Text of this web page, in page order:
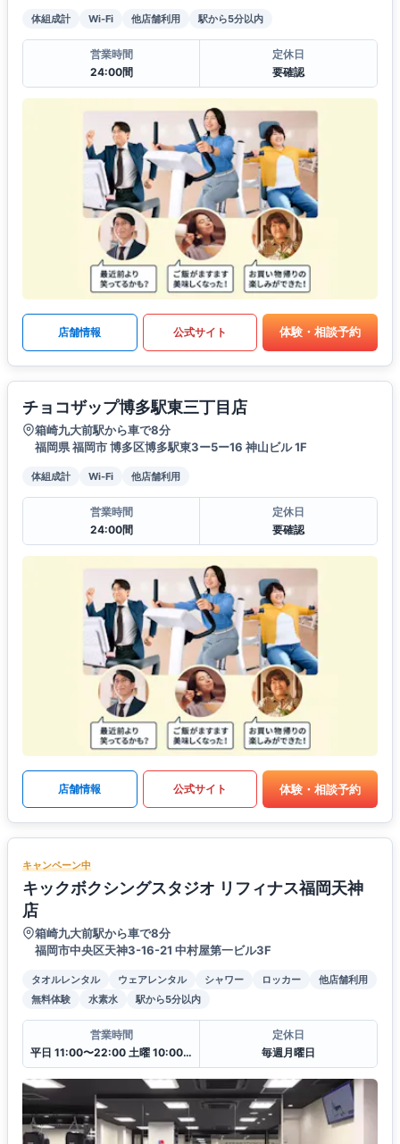
体組成計 Wi-Fi 他店舗利用 駅から5分以内
営業時間
24:00間
定休日
要確認
店舗情報 公式サイト 体験・相談予約
チョコザップ博多駅東三丁目店
箱崎九大前駅から車で8分
福岡県 福岡市 博多区博多駅東3ー5ー16 神山ビル 1F
体組成計 Wi-Fi 他店舗利用
営業時間
24:00間
定休日
要確認
店舗情報 公式サイト 体験・相談予約
キャンペーン中
キックボクシングスタジオ リフィナス福岡天神
店
箱崎九大前駅から車で8分
福岡市中央区天神3-16-21 中村屋第一ビル3F
タオルレンタル ウェアレンタル シャワー ロッカー
他店舗利用
無料体験
水素水 駅から5分以内
営業時間
平日 11:00〜22:00 土曜 10:00〜20:00 日・祝 10:00〜18:00
定休日
毎週月曜日